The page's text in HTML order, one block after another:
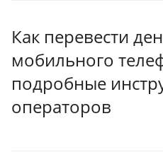
Как перевести
мобильного
подробные
операторов